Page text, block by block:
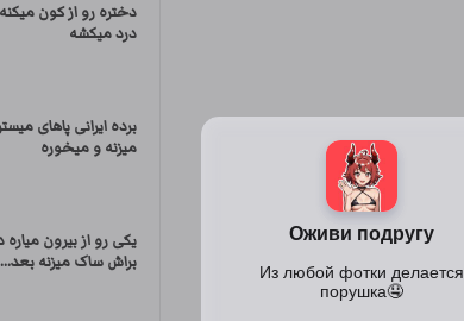
دختره رو از کون
درد میکشه
برده ایرانی پاهای
میزنه و میخوره
یکی رو از بیرون
براش ساک میزنه بعد...